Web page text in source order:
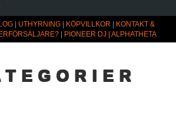
UTHYRNING KÖPVILLKOR
KONTAKT &
PIONEER DJ | ALPHATHETA